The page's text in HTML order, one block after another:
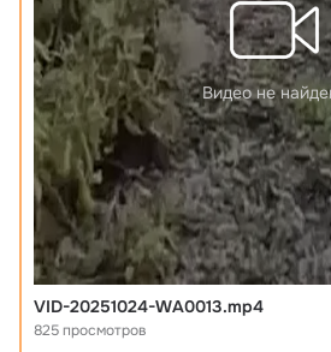
Видео не
VID-20251024-WA0013.mp4
825 просмотров